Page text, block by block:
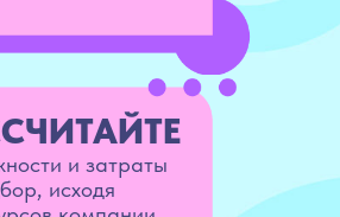
и затраты
исходя